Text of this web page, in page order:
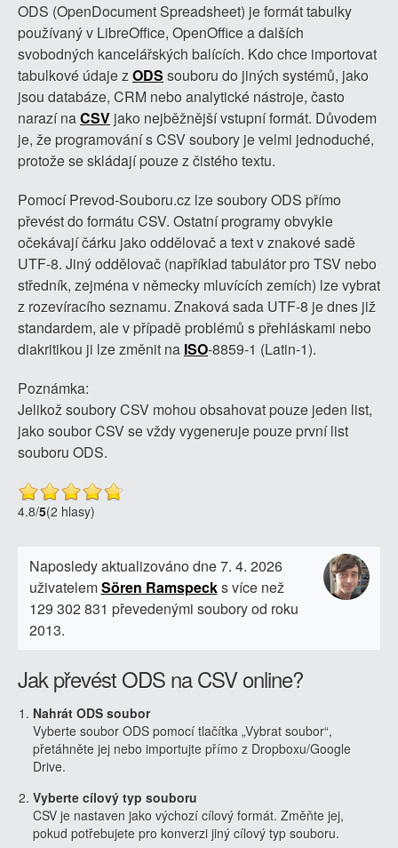
ODS (OpenDocument Spreadsheet) je formát tabulky
používaný v LibreOffice, OpenOffice a dalších
svobodných kancelářských balících. Kdo chce importovat
tabulkové údaje zODS souboru do jiných systémů, jako
jsou databáze, CRM nebo analytické nástroje, často
narazí naCSV jako nejběžnější vstupní formát. Důvodem
je, že programování s CSV soubory je velmi jednoduché,
protože se skládají pouze z čistého textu.
Pomocí Prevod-Souboru.cz lze soubory ODS přímo
převést do formátu CSV. Ostatní programy obvykle
očekávají čárku jako oddělovač a text v znakové sadě
UTF-8. Jiný oddělovač (například tabulátor pro TSV nebo
středník, zejména v německy mluvících zemích) lze vybrat
z rozevíracího seznamu. Znaková sada UTF-8 je dnes již
standardem, ale v případě problémů s přehláskami nebo
diakritikou ji lze změnit na ISO-8859-1 (Latin-1).
Poznámka:
Jelikož soubory CSV mohou obsahovat pouze jeden list,
jako soubor CSV se vždy vygeneruje pouze první list
souboru ODS.
4.8/5(2 hlasy)
Naposledy aktualizováno dne 7. 4. 2026
uživatelemSören Ramspecks více než
129 302 831 převedenými soubory od roku
2013.
Jak převést ODS na CSV online?
Nahrát ODS soubor
Vyberte soubor ODS pomocí tlačítka „Vybrat soubor“,
přetáhněte jej nebo importujte přímo z Dropboxu/Google
Drive.
Vyberte cílový typ souboru
CSV je nastaven jako výchozí cílový formát. Změňte jej,
pokud potřebujete pro konverzi jiný cílový typ souboru.